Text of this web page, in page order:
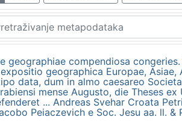
geographiae compendiosa congeries.
geographica Europae, Asiae,
data, dum in almo caesareo
mense Augusto, die Theses ex
... Andreas Svehar Croata
Peiaczevich e Soc. Jesu aa. ll. &